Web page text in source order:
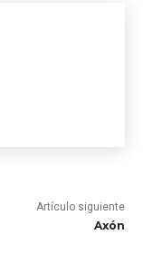
Artículo siguiente
Axón